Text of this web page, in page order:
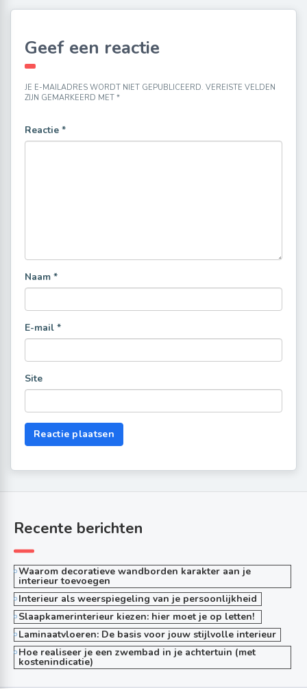
Geef een reactie
JE E-MAILADRES WORDT NIET GEPUBLICEERD. VEREISTE VELDEN
ZIJN GEMARKEERD MET *
Reactie *
Naam *
E-mail *
Site
Recente berichten
Waarom decoratieve wandborden karakter aan je
interieur toevoegen
Interieur als weerspiegeling van je persoonlijkheid
Slaapkamerinterieur kiezen: hier moet je op letten!
Laminaatvloeren: De basis voor jouw stijlvolle interieur
Hoe realiseer je een zwembad in je achtertuin (met
kostenindicatie)